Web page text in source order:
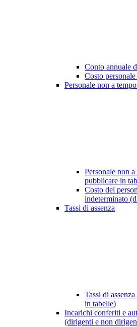
Conto annuale
Costo
Personale non a
Personale non
pubblicare in
Costo del
indeterminato
Tassi di assenza
Tassi di
in tabelle)
Incarichi conferiti e
(dirigenti e non